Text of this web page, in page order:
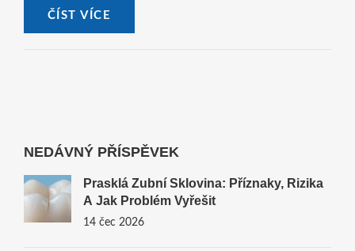
ČÍST VÍCE
NEDÁVNÝ PŘÍSPĚVEK
Prasklá Zubní Sklovina: Příznaky, Rizika
A Jak Problém Vyřešit
14 čec 2026